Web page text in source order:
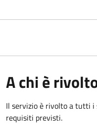
A chi è
Il servizio è rivolto a tutti i
requisiti previsti.